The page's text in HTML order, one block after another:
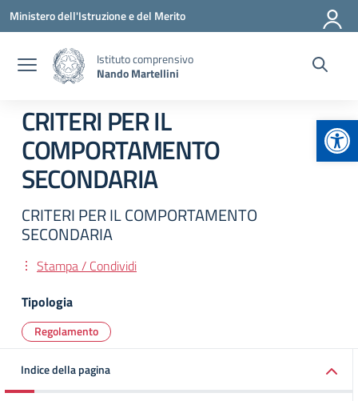
Vai ai contenuti
Vai al menu di navigazione
Vai al footer
Ministero dell'Istruzione e del Merito
Istituto comprensivo
Nando Martellini
CRITERI PER IL
COMPORTAMENTO
SECONDARIA
CRITERI PER IL COMPORTAMENTO
SECONDARIA
Stampa / Condividi
Tipologia
Regolamento
Indice della pagina